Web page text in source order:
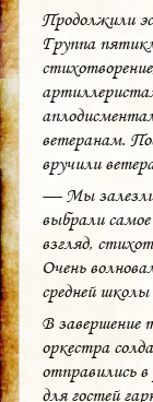
Продолжили
Группа
ветеранам.
вручили
— Мы залезли
выбрали
взгляд,
Очень
средней
В завершение
оркестра
отправились в
для гостей